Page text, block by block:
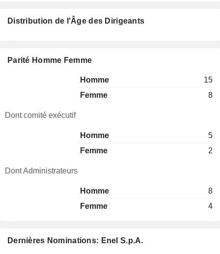
Dernières Nominations: Enel S.p.A.
Distribution de l'Âge des Dirigeants
Parité Homme Femme
Homme
15
Femme
8
Dont comité exécutif
Homme
5
Femme
2
Dont Administrateurs
Homme
8
Femme
4